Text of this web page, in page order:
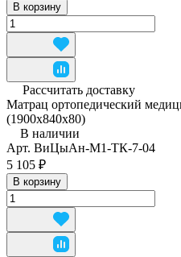
В корзину
Рассчитать доставку
Матрац ортопедический
(1900x840x80)
В наличии
Арт. ВиЦыАн-М1-ТК-7-04
5 105 ₽
В корзину